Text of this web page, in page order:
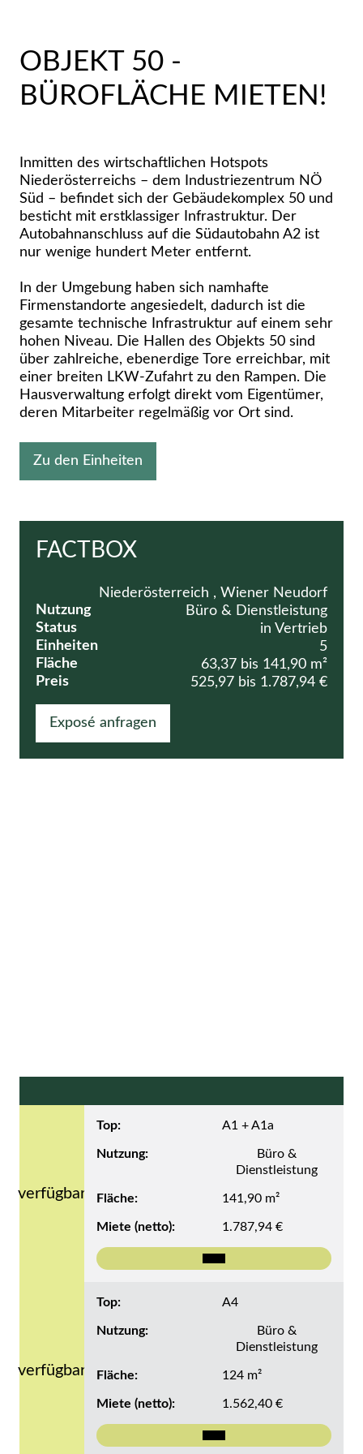
OBJEKT 50 -
BÜROFLÄCHE MIETEN!
Inmitten des wirtschaftlichen Hotspots
Niederösterreichs – dem Industriezentrum NÖ
Süd – befindet sich der Gebäudekomplex 50 und
besticht mit erstklassiger Infrastruktur. Der
Autobahnanschluss auf die Südautobahn A2 ist
nur wenige hundert Meter entfernt.
In der Umgebung haben sich namhafte
Firmenstandorte angesiedelt, dadurch ist die
gesamte technische Infrastruktur auf einem sehr
hohen Niveau. Die Hallen des Objekts 50 sind
über zahlreiche, ebenerdige Tore erreichbar, mit
einer breiten LKW-Zufahrt zu den Rampen. Die
Hausverwaltung erfolgt direkt vom Eigentümer,
deren Mitarbeiter regelmäßig vor Ort sind.
Zu den Einheiten
FACTBOX
Niederösterreich , Wiener Neudorf
Nutzung
Büro & Dienstleistung
Status
in Vertrieb
Einheiten
5
Fläche
63,37 bis 141,90 m²
Preis
525,97 bis 1.787,94 €
Exposé anfragen
verfügbar
Top: A1 + A1a
Nutzung:
Büro &
Dienstleistung
Fläche: 141,90 m²
Miete (netto): 1.787,94 €
Mehr zu Top A1 + A1a
verfügbar
Top: A4
Nutzung:
Büro &
Dienstleistung
Fläche: 124 m²
Miete (netto): 1.562,40 €
Mehr zu Top A4